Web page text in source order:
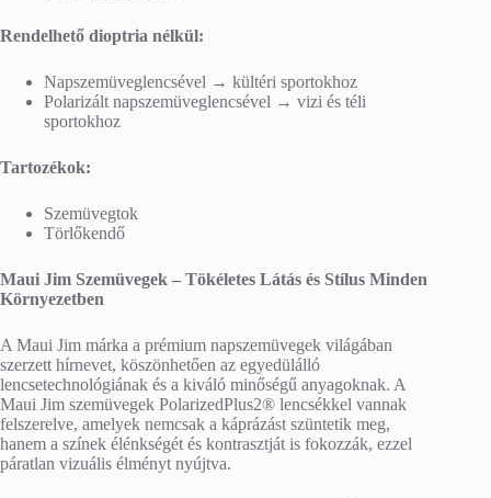
Rendelhető dioptria nélkül:
Napszemüveglencsével → kültéri sportokhoz
Polarizált napszemüveglencsével → vizi és téli
sportokhoz
Tartozékok:
Szemüvegtok
Törlőkendő
Maui Jim Szemüvegek – Tökéletes Látás és Stílus Minden
Környezetben
A Maui Jim márka a prémium napszemüvegek világában
szerzett hírnevet, köszönhetően az egyedülálló
lencsetechnológiának és a kiváló minőségű anyagoknak. A
Maui Jim szemüvegek PolarizedPlus2® lencsékkel vannak
felszerelve, amelyek nemcsak a káprázást szüntetik meg,
hanem a színek élénkségét és kontrasztját is fokozzák, ezzel
páratlan vizuális élményt nyújtva.